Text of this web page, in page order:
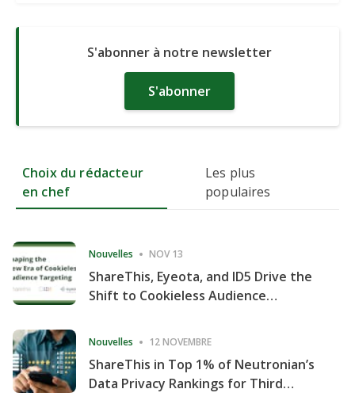
S'abonner à notre newsletter
S'abonner
Choix du rédacteur
en chef
Les plus
populaires
Nouvelles NOV 13
ShareThis, Eyeota, and ID5 Drive the
Shift to Cookieless Audience
Nouvelles 12 NOVEMBRE
ShareThis in Top 1% of Neutronian’s
Data Privacy Rankings for Third